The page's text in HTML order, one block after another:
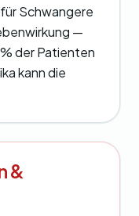
Schwangere
—
der Patienten
kann die
&